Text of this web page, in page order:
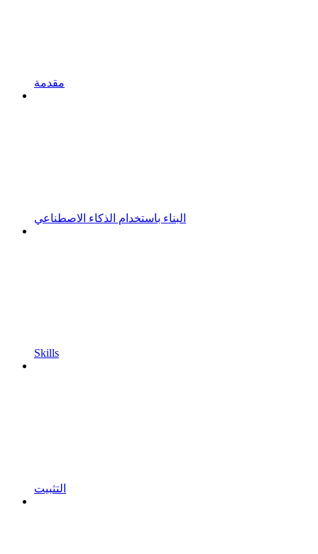
مقدمة
البناء باستخدام الذكاء الاصطناعي
Skills
التثبيت